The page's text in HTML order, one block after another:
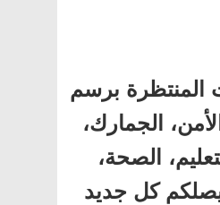
المنتظرة برسم
الأمن، الجمارك،
الصحة،
كل جديد